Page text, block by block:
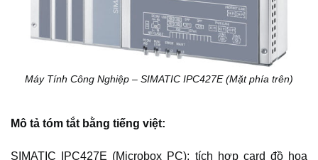
Máy Tính Công Nghiệp – SIMATIC IPC427E (Mặt phía trên)
Mô tả tóm tắt bằng tiếng việt:
SIMATIC IPC427E (Microbox PC); tích hợp card đồ họa